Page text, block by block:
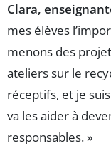
Clara,
mes élèves
menons des
ateliers sur le
réceptifs, et je
va les aider à
responsables. »